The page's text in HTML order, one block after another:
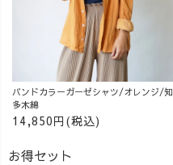
バンドカラーガーゼシャツ/オレンジ/知
多木綿
14,850円(税込)
お得セット